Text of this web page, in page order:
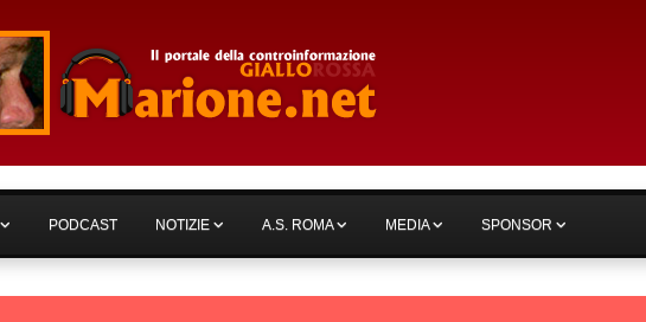
PODCAST NOTIZIE A.S. ROMA MEDIA SPONSOR